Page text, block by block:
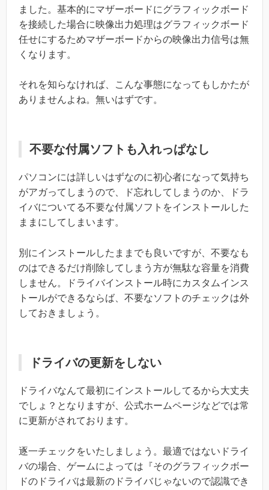
ました。基本的にマザーボードにグラフィックボード
を接続した場合に映像出力処理はグラフィックボード
任せにするためマザーボードからの映像出力信号は無
くなります。
それを知らなければ、こんな事態になってもしかたが
ありませんよね。無いはずです。
不要な付属ソフトも入れっぱなし
パソコンには詳しいはずなのに初心者になって気持ち
がアガってしまうので、ド忘れしてしまうのか、ドラ
イバについてる不要な付属ソフトをインストールした
ままにしてしまいます。
別にインストールしたままでも良いですが、不要なも
のはできるだけ削除してしまう方が無駄な容量を消費
しません。ドライバインストール時にカスタムインス
トールができるならば、不要なソフトのチェックは外
しておきましょう。
ドライバの更新をしない
ドライバなんて最初にインストールしてるから大丈夫
でしょ？となりますが、公式ホームページなどでは常
に更新がされております。
逐一チェックをいたしましょう。最適ではないドライ
バの場合、ゲームによっては『そのグラフィックボー
ドのドライバは最新のドライバじゃないので認識でき